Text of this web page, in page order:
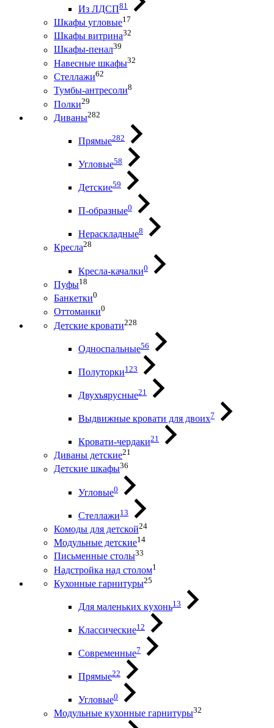
Из ЛДСП81
Шкафы угловые17
Шкафы витрина32
Шкафы-пенал39
Навесные шкафы32
Стеллажи62
Тумбы-антресоли8
Полки29
Диваны282
Прямые282
Угловые58
Детские59
П-образные0
Нераскладные8
Кресла28
Кресла-качалки0
Пуфы18
Банкетки0
Оттоманки0
Детские кровати228
Односпальные56
Полуторки123
Двухъярусные21
Выдвижные кровати для двоих7
Кровати-чердаки21
Диваны детские21
Детские шкафы36
Угловые0
Стеллажи13
Комоды для детской24
Модульные детские14
Письменные столы33
Надстройка над столом1
Кухонные гарнитуры25
Для маленьких кухонь13
Классические12
Современные7
Прямые22
Угловые0
Модульные кухонные гарнитуры32